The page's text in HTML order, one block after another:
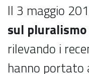
Il 3 maggio
sul
rilevando i
hanno portato